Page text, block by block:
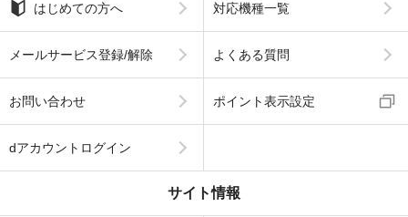
はじめての方へ 対応機種一覧
メールサービス登録/解除 よくある質問
お問い合わせ ポイント表示設定
dアカウントログイン
サイト情報